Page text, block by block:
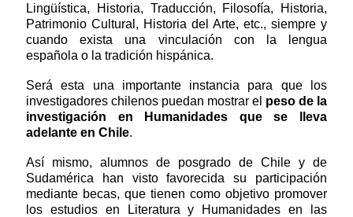
Lingüística, Historia, Traducción, Filosofía, Historia,
Patrimonio Cultural, Historia del Arte, etc., siempre y
cuando exista una vinculación con la lengua
española o la tradición hispánica.
Será esta una importante instancia para que los
investigadores chilenos puedan mostrar el peso de la
investigación en Humanidades que se lleva
adelante en Chile.
Así mismo, alumnos de posgrado de Chile y de
Sudamérica han visto favorecida su participación
mediante becas, que tienen como objetivo promover
los estudios en Literatura y Humanidades en las